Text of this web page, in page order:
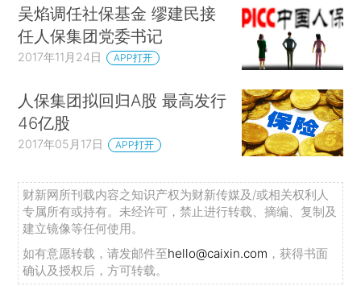
吴焰调任社保基金 缪建民接
任人保集团党委书记
2017年11月24日 APP打开
人保集团拟回归A股 最高发行
46亿股
2017年05月17日 APP打开
财新网所刊载内容之知识产权为财新传媒及/或相关权利人
专属所有或持有。未经许可，禁止进行转载、摘编、复制及
建立镜像等任何使用。
如有意愿转载，请发邮件至hello@caixin.com ，获得书面
确认及授权后，方可转载。